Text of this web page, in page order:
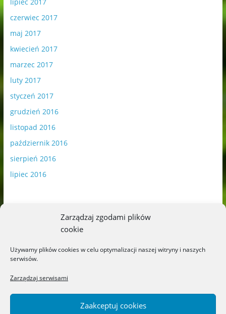
Zarządzaj zgodami plików
cookie
Używamy plików cookies w celu optymalizacji naszej witryny i naszych
serwisów.
Zarządzaj serwisami
Zaakceptuj cookies
lipiec 2017
czerwiec 2017
maj 2017
kwiecień 2017
marzec 2017
luty 2017
styczeń 2017
grudzień 2016
listopad 2016
październik 2016
sierpień 2016
lipiec 2016